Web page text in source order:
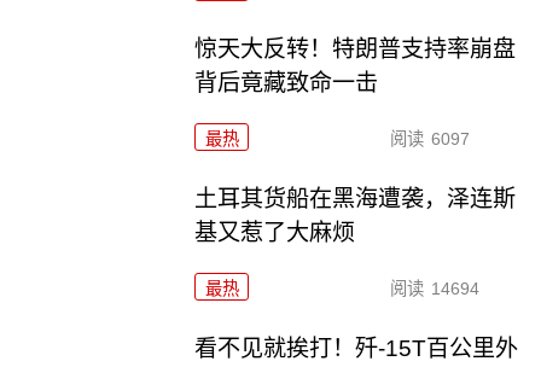
惊天大反转！特朗普支持率崩盘
背后竟藏致命一击
最热 阅读 6097
土耳其货船在黑海遭袭，泽连斯
基又惹了大麻烦
最热 阅读 14694
看不见就挨打！歼-15T百公里外